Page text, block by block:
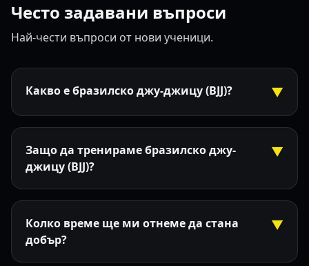
Често задавани въпроси
Най-чести въпроси от нови ученици.
Какво е бразилско джу-джицу (BJJ)? ▼
Защо да тренираме бразилско джу-
джицу (BJJ)?
▼
Колко време ще ми отнеме да стана
добър?
▼